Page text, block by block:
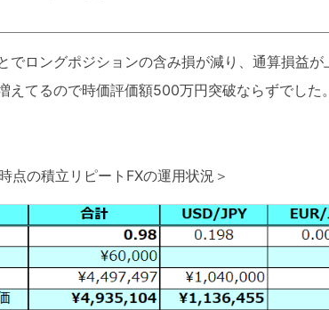
でロングポジションの含み損が減り、通算損益
えてるので時価評価額500万円突破ならずでした。
点の積立リピートFXの運用状況＞